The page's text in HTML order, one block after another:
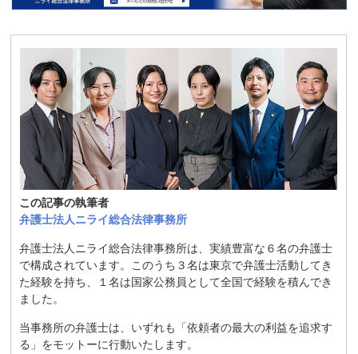
この記事の執筆者
弁護士法人ニライ総合法律事務所
弁護士法人ニライ総合法律事務所は、実績豊富な６名の弁護士
で構成されています。このうち３名は東京で弁護士活動してき
た経験を持ち、１名は国家公務員として全国で経験を積んでき
ました。
当事務所の弁護士は、いずれも「依頼者の最大の利益を追求す
る」をモットーに行動いたします。